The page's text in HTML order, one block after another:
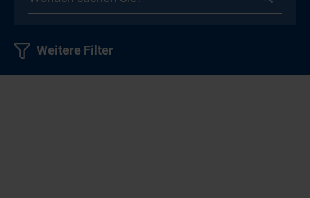
Weitere Filter